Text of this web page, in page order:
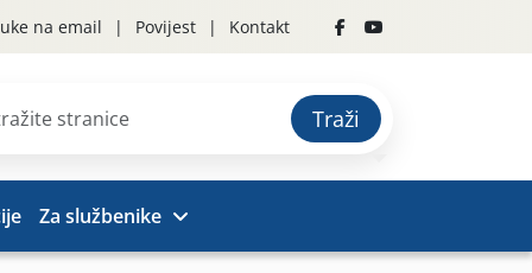
na email Povijest Kontakt
Traži
Za službenike